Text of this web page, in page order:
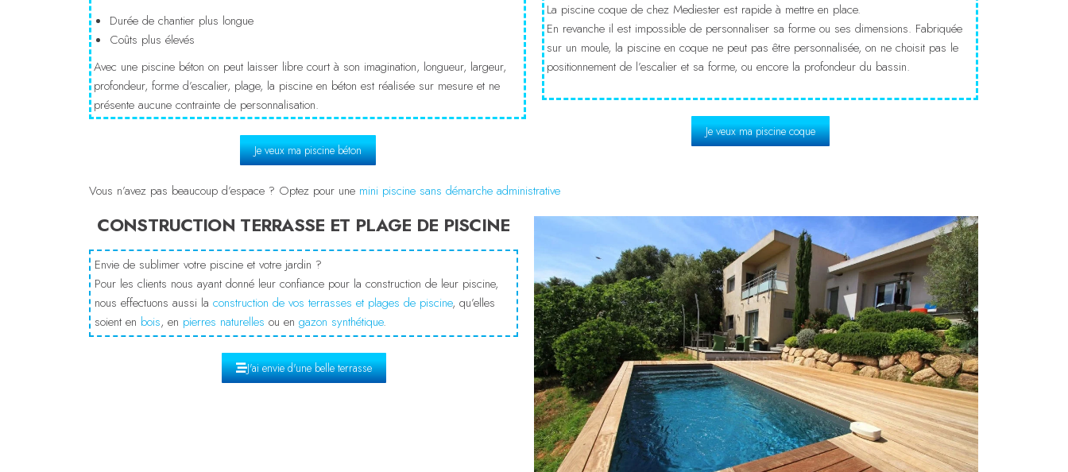
Durée de chantier plus longue
Coûts plus élevés
Avec une piscine béton on peut laisser libre court à son imagination, longueur, largeur,
profondeur, forme d’escalier, plage, la piscine en béton est réalisée sur mesure et ne
présente aucune contrainte de personnalisation.
Je veux ma piscine béton
La piscine coque de chez Mediester est rapide à mettre en place.
En revanche il est impossible de personnaliser sa forme ou ses dimensions. Fabriquée
sur un moule, la piscine en coque ne peut pas être personnalisée, on ne choisit pas le
positionnement de l’escalier et sa forme, ou encore la profondeur du bassin.
Je veux ma piscine coque
Vous n’avez pas beaucoup d’espace ? Optez pour une mini piscine sans démarche administrative
CONSTRUCTION TERRASSE ET PLAGE DE PISCINE
Envie de sublimer votre piscine et votre jardin ?
Pour les clients nous ayant donné leur confiance pour la construction de leur piscine,
nous effectuons aussi la construction de vos terrasses et plages de piscine, qu’elles
soient en bois, en pierres naturelles ou en gazon synthétique.
J'ai envie d'une belle terrasse